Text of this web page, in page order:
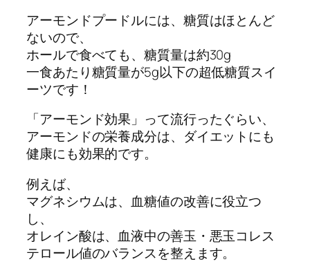
アーモンドプードルには、糖質はほとんど
ないので、
ホールで食べても、糖質量は約30g
一食あたり糖質量が5g以下の超低糖質スイ
ーツです！
「アーモンド効果」って流行ったぐらい、
アーモンドの栄養成分は、ダイエットにも
健康にも効果的です。
例えば、
マグネシウムは、血糖値の改善に役立つ
し、
オレイン酸は、血液中の善玉・悪玉コレス
テロール値のバランスを整えます。